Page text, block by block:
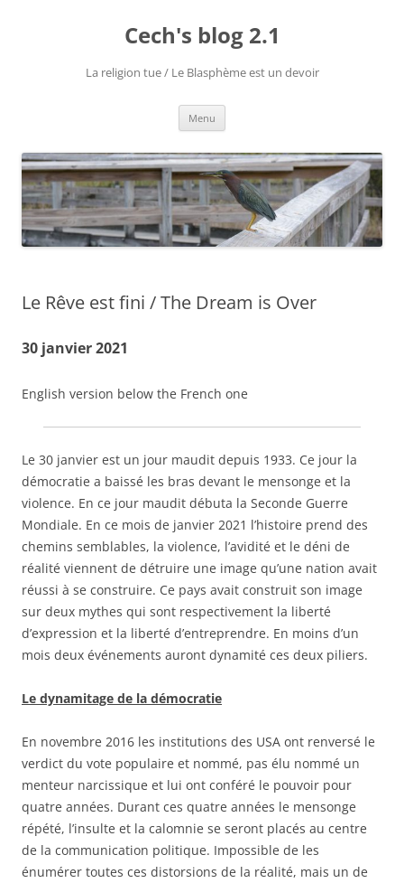
Cech's blog 2.1
La religion tue / Le Blasphème est un devoir
Menu
Le Rêve est fini / The Dream is Over
30 janvier 2021
English version below the French one
Le 30 janvier est un jour maudit depuis 1933. Ce jour la
démocratie a baissé les bras devant le mensonge et la
violence. En ce jour maudit débuta la Seconde Guerre
Mondiale. En ce mois de janvier 2021 l’histoire prend des
chemins semblables, la violence, l’avidité et le déni de
réalité viennent de détruire une image qu’une nation avait
réussi à se construire. Ce pays avait construit son image
sur deux mythes qui sont respectivement la liberté
d’expression et la liberté d’entreprendre. En moins d’un
mois deux événements auront dynamité ces deux piliers.
Le dynamitage de la démocratie
En novembre 2016 les institutions des USA ont renversé le
verdict du vote populaire et nommé, pas élu nommé un
menteur narcissique et lui ont conféré le pouvoir pour
quatre années. Durant ces quatre années le mensonge
répété, l’insulte et la calomnie se seront placés au centre
de la communication politique. Impossible de les
énumérer toutes ces distorsions de la réalité, mais un de